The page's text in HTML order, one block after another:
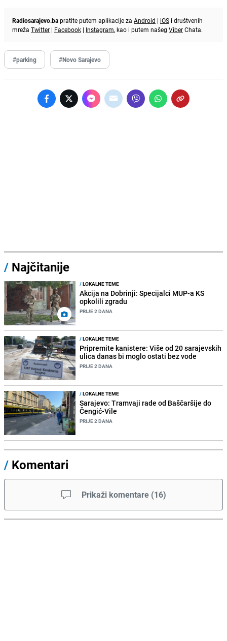
Radiosarajevo.bapratite putem aplikacije za Android | iOS i društvenih
mreža Twitter | Facebook | Instagram, kao i putem našeg ViberChata.
#parking #Novo Sarajevo
/ Najčitanije
/LOKALNE TEME
Akcija na Dobrinji: Specijalci MUP-a KS
opkolili zgradu
PRIJE 2 DANA
/LOKALNE TEME
Pripremite kanistere: Više od 20 sarajevskih
ulica danas bi moglo ostati bez vode
PRIJE 2 DANA
/LOKALNE TEME
Sarajevo: Tramvaji rade od Baščaršije do
Čengić-Vile
PRIJE 2 DANA
/ Komentari
Prikaži komentare (16)